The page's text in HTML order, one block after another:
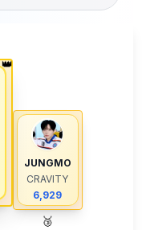
👑
JUNGMO
CRAVITY
6,929
🥉